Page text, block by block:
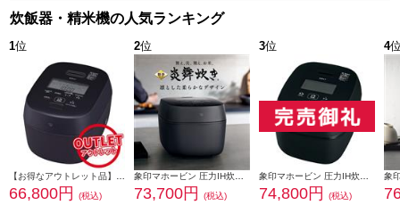
炊飯器・精米機の人気ランキング
1位
66,800円
(税込)
2位
73,700円
(税込)
3位
74,800円 (税込)
4